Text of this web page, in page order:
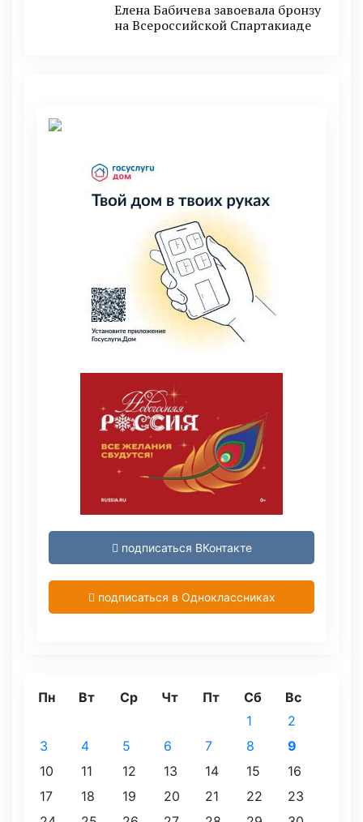
Елена Бабичева завоевала бронзу
на Всероссийской Спартакиаде
подписаться ВКонтакте
подписаться в Одноклассниках
Пн Вт Ср Чт Пт Сб
Вс
1
2
3
4 5 6 7 8
9
10
11 12 13 14 15
16
17
18 19 20 21 22
23